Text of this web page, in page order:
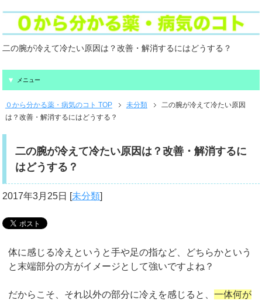
二の腕が冷えて冷たい原因は？改善・解消するにはどうする？
メニュー
０から分かる薬・病気のコト TOP 未分類
二の腕が冷えて冷たい原因
は？改善・解消するにはどうする？
二の腕が冷えて冷たい原因は？改善・解消するに
はどうする？
2017年3月25日 [未分類]
体に感じる冷えというと手や足の指など、どちらかという
と末端部分の方がイメージとして強いですよね？
だからこそ、それ以外の部分に冷えを感じると、一体何が